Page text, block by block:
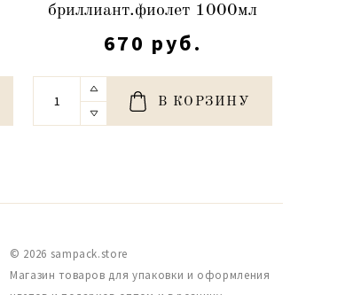
бриллиант.фиолет 1000мл
670 руб.
В КОРЗИНУ
© 2026 sampack.store
Магазин товаров для упаковки и оформления